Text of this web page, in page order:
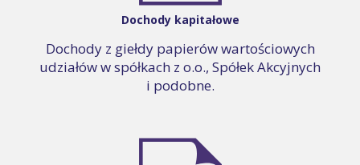
Dochody kapitałowe
Dochody z giełdy papierów wartościowych
udziałów w spółkach z o.o., Spółek Akcyjnych
i podobne.